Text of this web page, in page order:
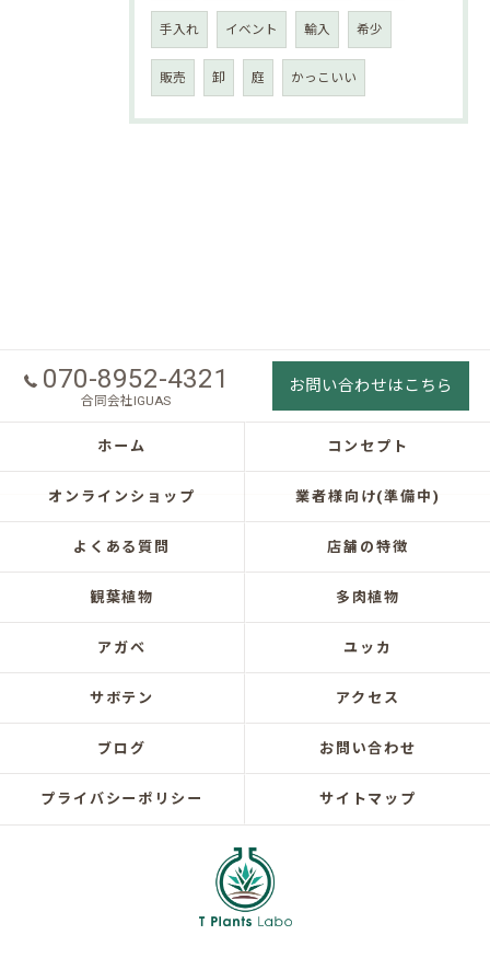
手入れ イベント 輸入 希少
販売 卸 庭 かっこいい
070-8952-4321
合同会社IGUAS
お問い合わせはこちら
ホーム コンセプト
オンラインショップ 業者様向け(準備中)
よくある質問 店舗の特徴
観葉植物 多肉植物
アガベ ユッカ
サボテン アクセス
ブログ お問い合わせ
プライバシーポリシー サイトマップ